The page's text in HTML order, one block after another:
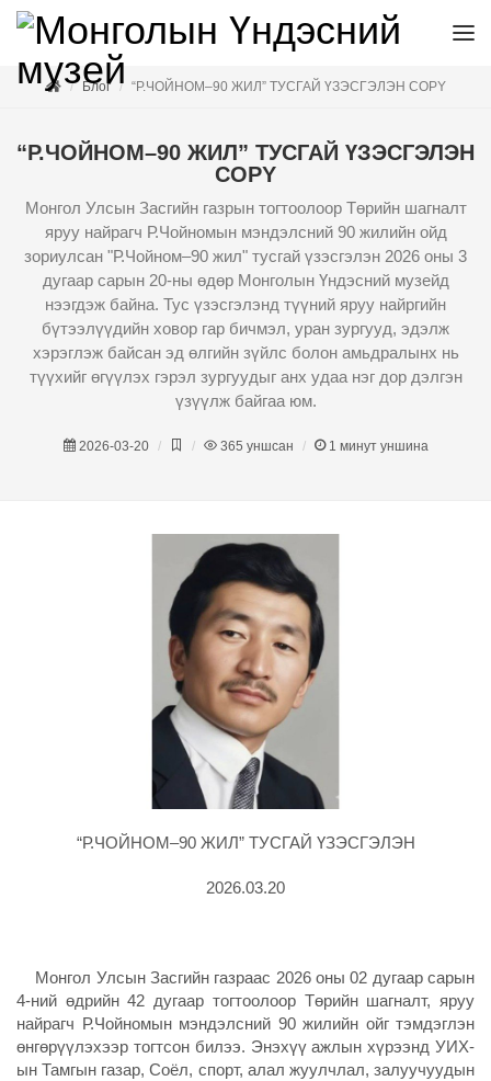
Блог “Р.ЧОЙНОМ–90 ЖИЛ” ТУСГАЙ ҮЗЭСГЭЛЭН COPY
“Р.ЧОЙНОМ–90 ЖИЛ” ТУСГАЙ ҮЗЭСГЭЛЭН
COPY
Монгол Улсын Засгийн газрын тогтоолоор Төрийн шагналт
яруу найрагч Р.Чойномын мэндэлсний 90 жилийн ойд
зориулсан "Р.Чойном–90 жил" тусгай үзэсгэлэн 2026 оны 3
дугаар сарын 20-ны өдөр Монголын Үндэсний музейд
нээгдэж байна. Тус үзэсгэлэнд түүний яруу найргийн
бүтээлүүдийн ховор гар бичмэл, уран зургууд, эдэлж
хэрэглэж байсан эд өлгийн зүйлс болон амьдралынх нь
түүхийг өгүүлэх гэрэл зургуудыг анх удаа нэг дор дэлгэн
үзүүлж байгаа юм.
2026-03-20 365 уншсан 1 минут уншина
“Р.ЧОЙНОМ–90 ЖИЛ” ТУСГАЙ ҮЗЭСГЭЛЭН
2026.03.20
Монгол Улсын Засгийн газраас 2026 оны 02 дугаар сарын
4-ний өдрийн 42 дугаар тогтоолоор Төрийн шагналт, яруу
найрагч Р.Чойномын мэндэлсний 90 жилийн ойг тэмдэглэн
өнгөрүүлэхээр тогтсон билээ. Энэхүү ажлын хүрээнд УИХ-
ын Тамгын газар, Соёл, спорт, алал жуулчлал, залуучуудын